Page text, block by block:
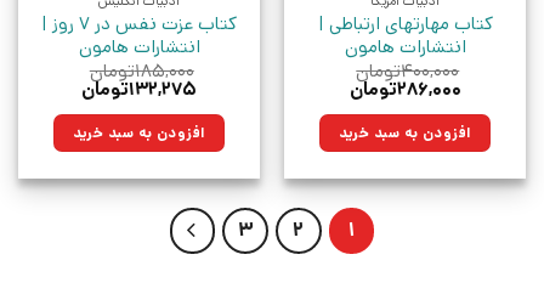
کتاب مهارتهای ارتباطی |
انتشارات هامون
۴۰۰,۰۰۰تومان
قیمت
۴۰۰,۰۰۰تومان
بود.
۲۸۶,۰۰۰تومان
۲۸۶,۰۰۰تومان.افزودن به سبد خرید
کتاب عزت نفس در 7 روز |
انتشارات هامون
۱۸۵,۰۰۰تومان
قیمت
۱۸۵,۰۰۰تومان
بود.
۱۳۲,۲۷۵تومان
۱۳۲,۲۷۵تومان.افزودن به سبد خرید
1
2
3